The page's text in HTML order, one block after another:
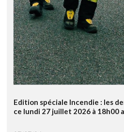
Edition spéciale Incendie : les
ce lundi 27 juillet 2026 à 18h00